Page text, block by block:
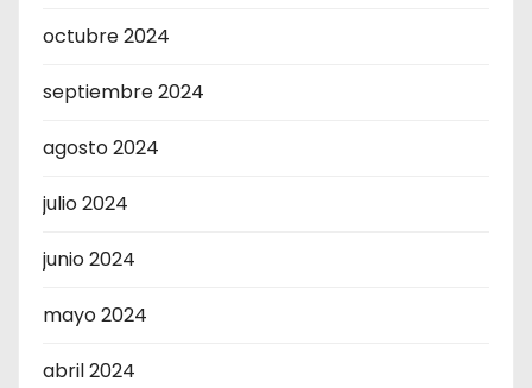
octubre 2024
septiembre 2024
agosto 2024
julio 2024
junio 2024
mayo 2024
abril 2024